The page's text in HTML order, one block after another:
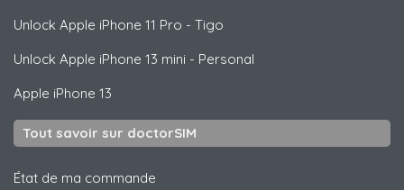
Unlock Apple iPhone 11 Pro - Tigo
Unlock Apple iPhone 13 mini - Personal
Apple iPhone 13
Tout savoir sur doctorSIM
État de ma commande